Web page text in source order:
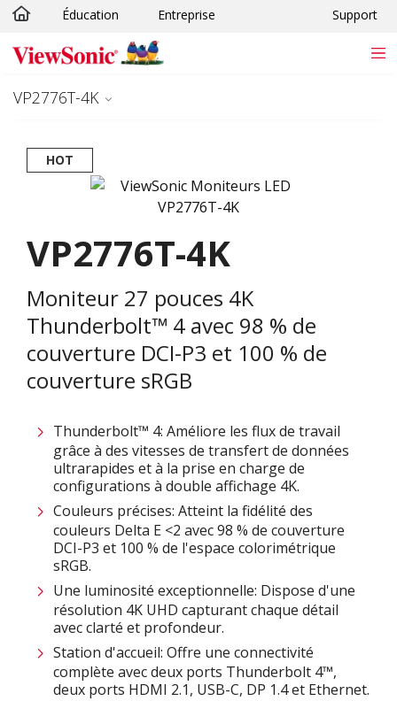
Passer au contenu principal
Éducation Entreprise Support
VP2776T-4K
HOT
VP2776T-4K
Moniteur 27 pouces 4K
Thunderbolt™ 4 avec 98 % de
couverture DCI-P3 et 100 % de
couverture sRGB
Thunderbolt™ 4: Améliore les flux de travail
grâce à des vitesses de transfert de données
ultrarapides et à la prise en charge de
configurations à double affichage 4K.
Couleurs précises: Atteint la fidélité des
couleurs Delta E <2 avec 98 % de couverture
DCI-P3 et 100 % de l'espace colorimétrique
sRGB.​
Une luminosité exceptionnelle: Dispose d'une
résolution 4K UHD capturant chaque détail
avec clarté et profondeur.​
Station d'accueil: Offre une connectivité
complète avec deux ports Thunderbolt 4™,
deux ports HDMI 2.1, USB-C, DP 1.4 et Ethernet.